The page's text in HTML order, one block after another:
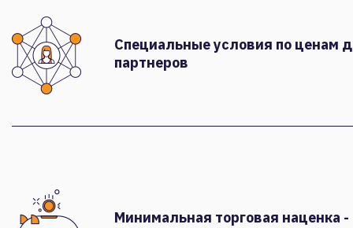
Специальные условия по ценам
партнеров
Минимальная торговая наценка